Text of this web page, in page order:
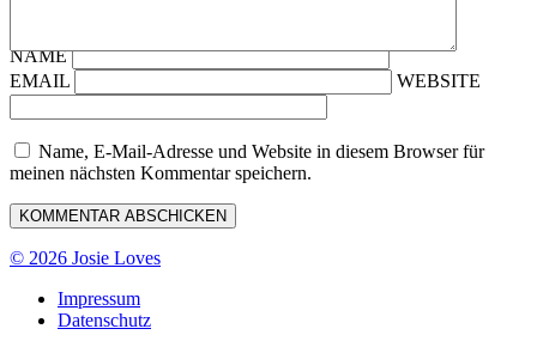
NAME
EMAIL
WEBSITE
Name, E-Mail-Adresse und Website in diesem Browser für
meinen nächsten Kommentar speichern.
© 2026 Josie Loves
Impressum
Datenschutz